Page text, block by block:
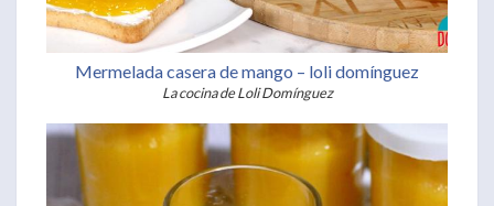
Mermelada casera de mango – loli domínguez
La cocina de Loli Domínguez